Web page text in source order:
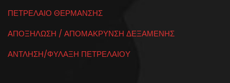
ΠΕΤΡΕΛΑΙΟ ΘΕΡΜΑΝΣΗΣ
ΑΠΟΞΗΛΩΣΗ / ΑΠΟΜΑΚΡΥΝΣΗ ΔΕΞΑΜΕΝΗΣ
ΑΝΤΛΗΣΗ/ΦΥΛΑΞΗ ΠΕΤΡΕΛΑΙΟΥ